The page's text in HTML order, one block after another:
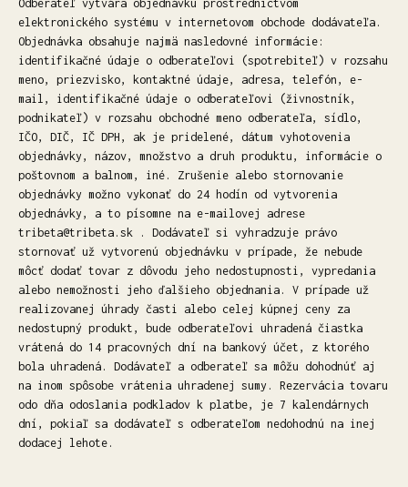
Odberateľ vytvára objednávku prostredníctvom
elektronického systému v internetovom obchode dodávateľa.
Objednávka obsahuje najmä nasledovné informácie:
identifikačné údaje o odberateľovi (spotrebiteľ) v rozsahu
meno, priezvisko, kontaktné údaje, adresa, telefón, e-
mail, identifikačné údaje o odberateľovi (živnostník,
podnikateľ) v rozsahu obchodné meno odberateľa, sídlo,
IČO, DIČ, IČ DPH, ak je pridelené, dátum vyhotovenia
objednávky, názov, množstvo a druh produktu, informácie o
poštovnom a balnom, iné. Zrušenie alebo stornovanie
objednávky možno vykonať do 24 hodín od vytvorenia
objednávky, a to písomne na e-mailovej adrese
tribeta@tribeta.sk . Dodávateľ si vyhradzuje právo
stornovať už vytvorenú objednávku v prípade, že nebude
môcť dodať tovar z dôvodu jeho nedostupnosti, vypredania
alebo nemožnosti jeho ďalšieho objednania. V prípade už
realizovanej úhrady časti alebo celej kúpnej ceny za
nedostupný produkt, bude odberateľovi uhradená čiastka
vrátená do 14 pracovných dní na bankový účet, z ktorého
bola uhradená. Dodávateľ a odberateľ sa môžu dohodnúť aj
na inom spôsobe vrátenia uhradenej sumy. Rezervácia tovaru
odo dňa odoslania podkladov k platbe, je 7 kalendárnych
dní, pokiaľ sa dodávateľ s odberateľom nedohodnú na inej
dodacej lehote.